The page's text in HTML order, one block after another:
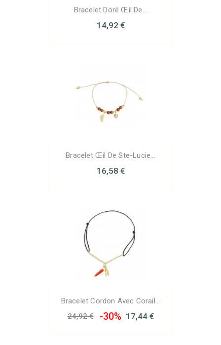
Bracelet Doré Œil De...
14,92 €
Bracelet Œil De Ste-Lucie...
16,58 €
Bracelet Cordon Avec Corail...
24,92 €
-30% 17,44 €